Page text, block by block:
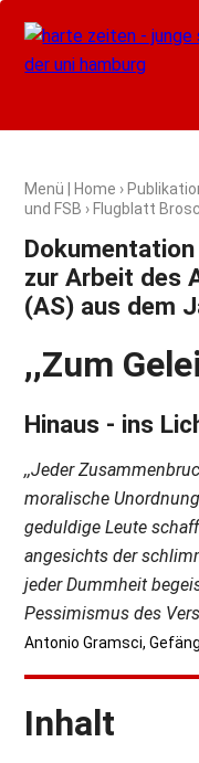
Menü Home ›
und FSB › Flugblatt
zur Arbeit des
(AS) aus dem
,,Zum
Hinaus - ins
,,Jeder
moralische
geduldige Leute
angesichts der
jeder Dummheit
Pessimismus des
Antonio Gramsci,
Inhalt